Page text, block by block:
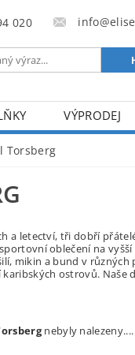
020
VÝPRODEJ
Torsberg
a letectví, tři dobří
oblečení na
mikin a bund v
ostrovů.
nebyly nalezeny....